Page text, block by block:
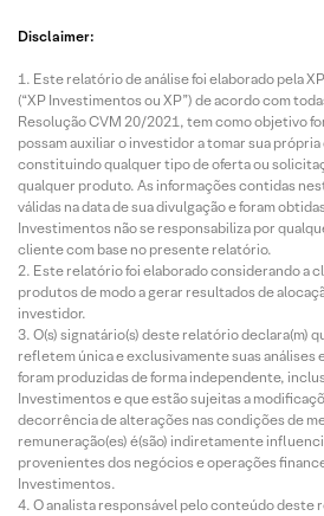
Disclaimer:
Este relatório de análise foi elaborado pela
(“XP Investimentos ou XP”) de acordo com
Resolução CVM 20/2021, tem como objetivo
possam auxiliar o investidor a tomar sua
constituindo qualquer tipo de oferta ou
qualquer produto. As informações contidas
válidas na data de sua divulgação e foram
Investimentos não se responsabiliza por
cliente com base no presente relatório.
Este relatório foi elaborado considerando a
produtos de modo a gerar resultados de
investidor.
O(s) signatário(s) deste relatório declara(m)
refletem única e exclusivamente suas análises
foram produzidas de forma independente,
Investimentos e que estão sujeitas a
decorrência de alterações nas condições de
remuneração(es) é(são) indiretamente
provenientes dos negócios e operações
Investimentos.
O analista responsável pelo conteúdo